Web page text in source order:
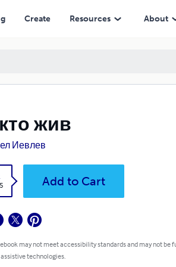
Create Resources About
жив
Иевлев
Add to Cart
may not meet accessibility standards and may not be
technologies.